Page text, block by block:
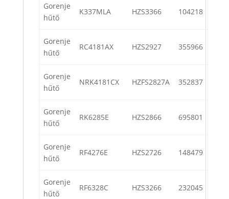
Gorenje
hűtő
K337MLA HZS3366 104218
Gorenje
hűtő
RC4181AX HZS2927 355966
Gorenje
hűtő
NRK4181CX HZFS2827A 352837
Gorenje
hűtő
RK6285E HZS2866 695801
Gorenje
hűtő
RF4276E HZS2726 148479
Gorenje
hűtő
RF6328C HZS3266 232045